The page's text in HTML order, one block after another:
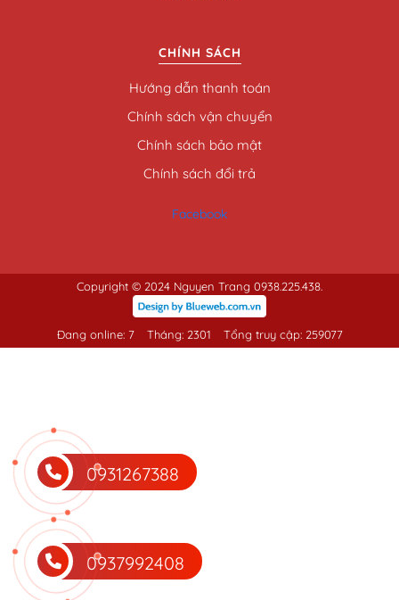
CHÍNH SÁCH
Hướng dẫn thanh toán
Chính sách vận chuyển
Chính sách bảo mật
Chính sách đổi trả
Facebook
Copyright © 2024 Nguyen Trang 0938.225.438.
Đang online: 7 Tháng: 2301 Tổng truy cập: 259077
0931267388
0937992408